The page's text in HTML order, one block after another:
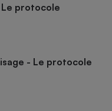
protocole
- Le protocole